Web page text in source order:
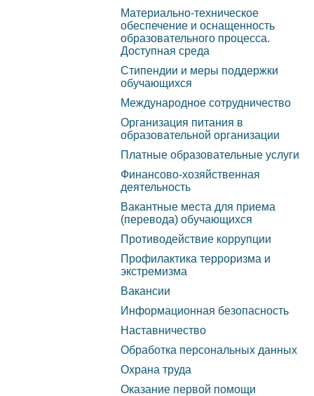
Образовательные
Педагогический состав
Материально-техническое
обеспечение и
оснащенность
образовательного
процесса. Доступная
среда
Стипендии и меры
поддержки обучающихся
Международное
Материально-техническое
обеспечение и оснащенность
образовательного процесса.
Доступная среда
Стипендии и меры поддержки
обучающихся
Международное сотрудничество
Организация питания в
образовательной организации
Платные образовательные услуги
Финансово-хозяйственная
деятельность
Вакантные места для приема
(перевода) обучающихся
Противодействие коррупции
Профилактика терроризма и
экстремизма
Вакансии
Информационная безопасность
Наставничество
Обработка персональных данных
Охрана труда
Оказание первой помощи